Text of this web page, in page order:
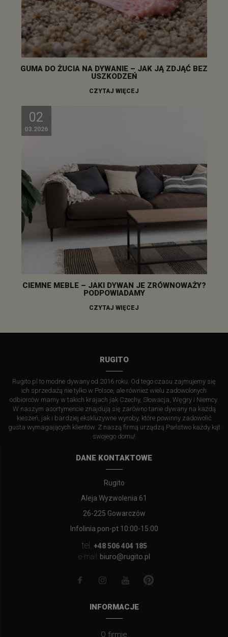
GUMA DO ŻUCIA NA DYWANIE – JAK JĄ ZDJĄĆ BEZ
USZKODZEŃ
CZYTAJ WIĘCEJ
02
03.2026
CIEMNE MEBLE – JAKI DYWAN JE ZRÓWNOWAŻY?
PODPOWIADAMY
CZYTAJ WIĘCEJ
RUGITO
Rugito.pl to modne dywany od 2016 roku. Od tego czasu zajmujemy się
ich sprzedażą nie tylko w Polsce, ale również wielu zadowolonych
odbiorców mamy w takich krajach jak Czechy, Słowacja, Węgry i Niemcy.
W naszym asortymencie znajdują się zarówno tanie dywany na każdą
kieszeń, jak i bardziej ekskluzywne wyroby, które powinny zadowolić
gusta wymagających klientów. Z naszą firmą urządzą Państwo każdy kąt
swojego domu!
DANE KONTAKTOWE
Rugito
Aleja Wyzwolenia 61
26-225 Gowarczów
Infolinia pon-pt 10:00-15:00
tel. +48 506 404 185
e-mail: biuro@rugito.pl
INFORMACJE
O firmie